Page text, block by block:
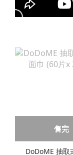
售完
DoDoME 抽取